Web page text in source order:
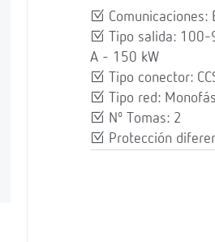
Comunicaciones:
Tipo salida:
A - 150 kW
Tipo conector:
Tipo red:
Nº Tomas: 2
Protección